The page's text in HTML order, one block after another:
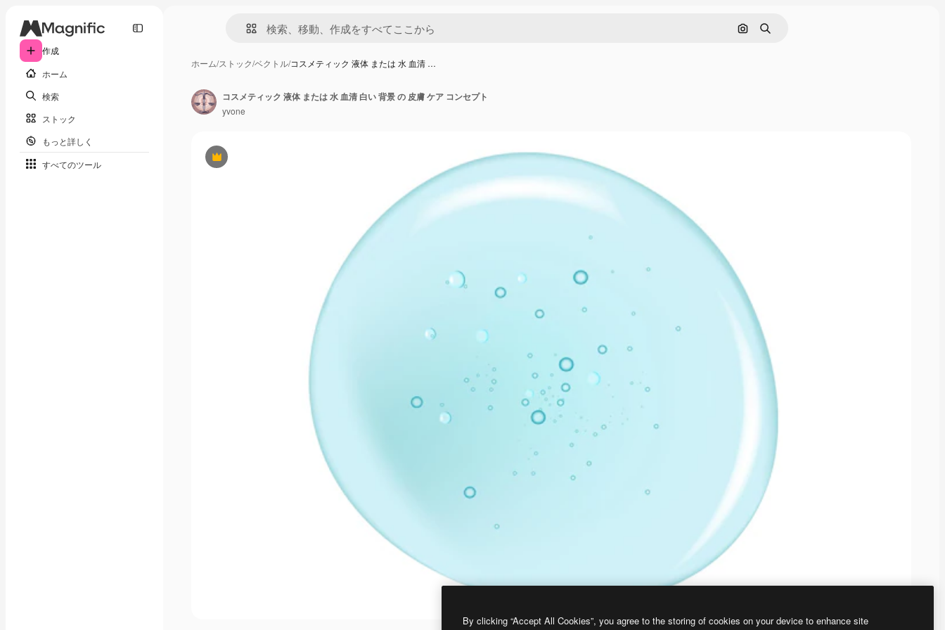
作成
ホーム
検索
ストック
もっと詳しく
すべてのツール
画像で検索
検索
ホーム/ストック/ベクトル/コスメティック 液体 または 水 血清 …
Premium
コスメティック 液体 または 水 血清 白い 背景 の 皮膚 ケア コンセプト
yvone
By clicking “Accept All Cookies”, you agree to the storing of cookies on your device to enhance site